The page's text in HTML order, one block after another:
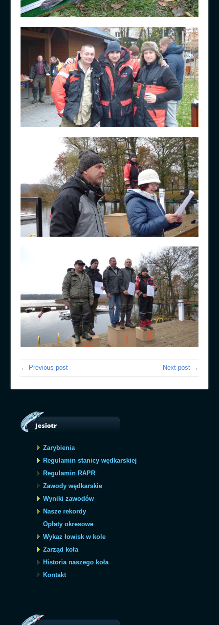
← Previous post Next post →
Jesiotr
Zarybienia
Regulamin stanicy wędkarskiej
Regulamin RAPR
Zawody wędkarskie
Wyniki zawodów
Nasze rekordy
Opłaty okresowe
Wykaz łowisk w kole
Zarząd koła
Historia naszego koła
Kontakt